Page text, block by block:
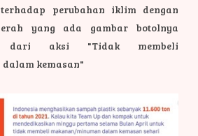
perubahan iklim dengan
yang ada gambar botolnya
dari aksi "Tidak membeli
kemasan"